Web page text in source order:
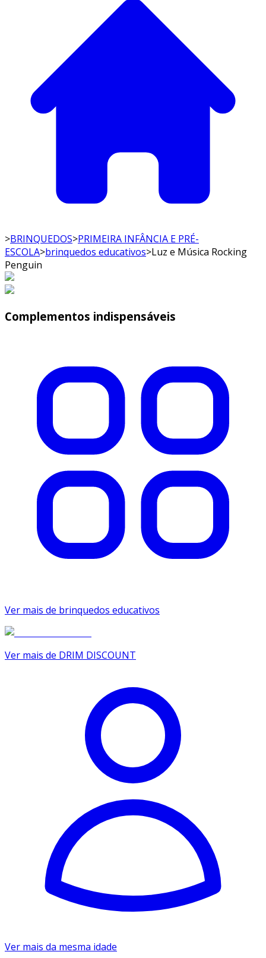
>BRINQUEDOS>PRIMEIRA INFÂNCIA E PRÉ-
ESCOLA>brinquedos educativos>Luz e Música Rocking
Penguin
Complementos indispensáveis
Ver mais de brinquedos educativos
Ver mais de DRIM DISCOUNT
Ver mais da mesma idade